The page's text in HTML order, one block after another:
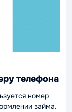
телефона
номер
займа.